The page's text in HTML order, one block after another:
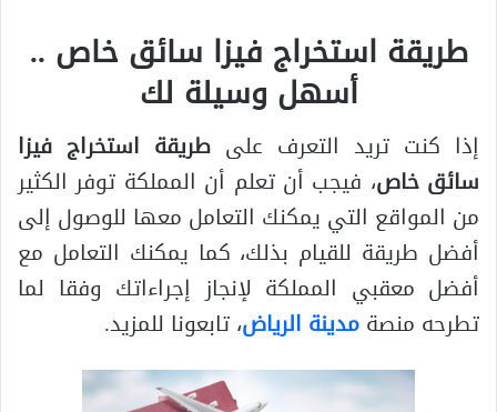
طريقة استخراج فيزا سائق خاص ..
أسهل وسيلة لك
إذا كنت تريد التعرف على طريقة استخراج فيزا
سائق خاص، فيجب أن تعلم أن المملكة توفر الكثير
من المواقع التي يمكنك التعامل معها للوصول إلى
أفضل طريقة للقيام بذلك، كما يمكنك التعامل مع
أفضل معقبي المملكة لإنجاز إجراءاتك وفقا لما
تطرحه منصةمدينة الرياض، تابعونا للمزيد.